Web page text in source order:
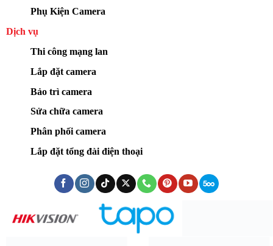
Phụ Kiện Camera
Dịch vụ
Thi công mạng lan
Lắp đặt camera
Bảo trì camera
Sửa chữa camera
Phân phối camera
Lắp đặt tổng đài điện thoại